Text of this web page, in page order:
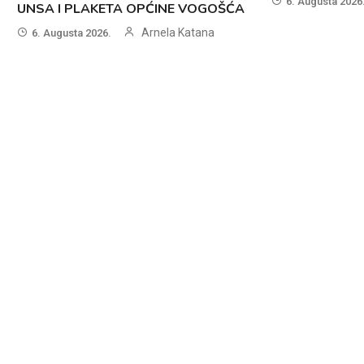
UNSA I PLAKETA OPĆINE VOGOŠĆA
6. Augusta 2026. Arnela Katana